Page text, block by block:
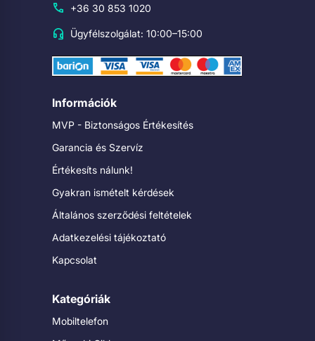
+36 30 853 1020
Ügyfélszolgálat: 10:00–15:00
Információk
MVP - Biztonságos Értékesítés
Garancia és Szervíz
Értékesíts nálunk!
Gyakran ismételt kérdések
Általános szerződési feltételek
Adatkezelési tájékoztató
Kapcsolat
Kategóriák
Mobiltelefon